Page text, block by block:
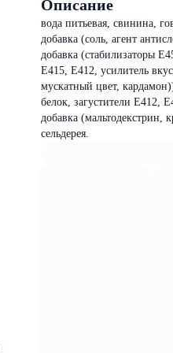
Описание
вода питьевая, свинина,
добавка (соль, агент
добавка (стабилизаторы
Е415, Е412, усилитель
мускатный цвет,
белок, загустители Е412,
добавка
сельдерея.